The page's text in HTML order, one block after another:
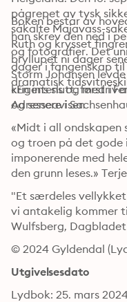
pågrepet av tysk
såkalte Majavass-
Ruth og krysset
bryllupet ni dager
Storm Johansen
krigens slutt, først i
og senere i
Boken består av
han skrev den ned i
og fotografier. Det
dager i fangenskap
dramatisk
«En intens og
Adresseavisen
«Midt i all ondskapen
og troen på det gode
imponerende med
den grunn leses.»
"Et særdeles
vi antakelig kommer
Wulfsberg, Dagbladet
© 2024 Gyldendal
Utgivelsesdato
Lydbok: 25. mars